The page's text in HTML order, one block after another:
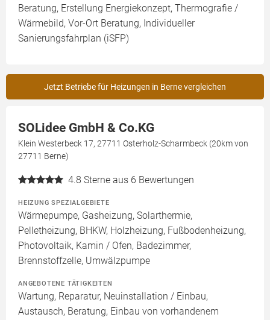
Beratung, Erstellung Energiekonzept, Thermografie /
Wärmebild, Vor-Ort Beratung, Individueller
Sanierungsfahrplan (iSFP)
Jetzt Betriebe für Heizungen in Berne vergleichen
SOLidee GmbH & Co.KG
Klein Westerbeck 17, 27711 Osterholz-Scharmbeck (20km von
27711 Berne)
4.8 Sterne aus 6 Bewertungen
HEIZUNG SPEZIALGEBIETE
Wärmepumpe, Gasheizung, Solarthermie,
Pelletheizung, BHKW, Holzheizung, Fußbodenheizung,
Photovoltaik, Kamin / Ofen, Badezimmer,
Brennstoffzelle, Umwälzpumpe
ANGEBOTENE TÄTIGKEITEN
Wartung, Reparatur, Neuinstallation / Einbau,
Austausch, Beratung, Einbau von vorhandenem